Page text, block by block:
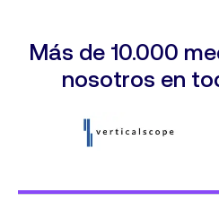
Más de 10.000
nosotros en